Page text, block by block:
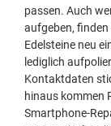
passen. Auch
aufgeben,
Edelsteine neu
lediglich
Kontaktdaten
hinaus kommen
Smartphone-